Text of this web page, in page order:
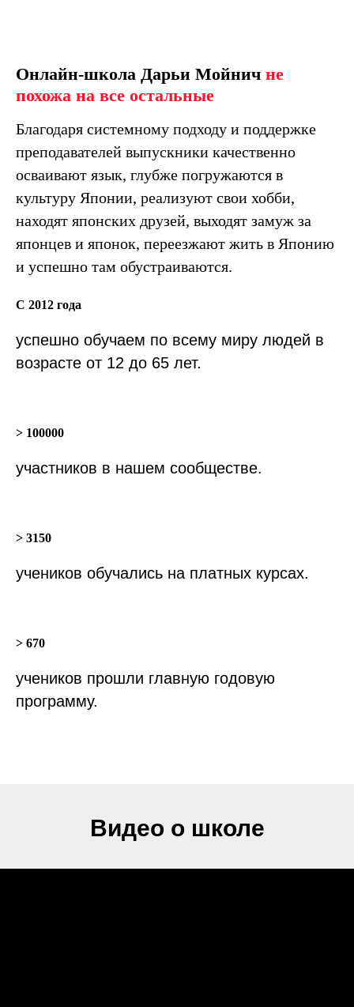
Онлайн-школа Дарьи Мойнич не
похожа на все остальные
Благодаря системному подходу и поддержке
преподавателей выпускники качественно
осваивают язык, глубже погружаются в
культуру Японии, реализуют свои хобби,
находят японских друзей, выходят замуж за
японцев и японок, переезжают жить в Японию
и успешно там обустраиваются.
С 2012 года
успешно обучаем по всему миру людей в
возрасте от 12 до 65 лет.
> 100000
участников в нашем сообществе.
> 3150
учеников обучались на платных курсах.
> 670
учеников прошли главную годовую
программу.
Видео о школе